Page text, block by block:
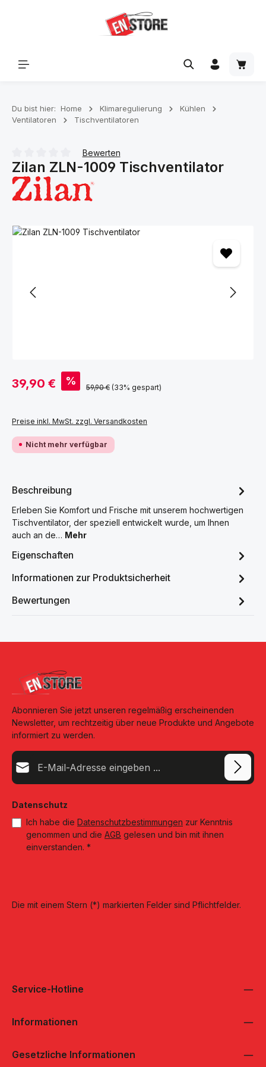
Du bist hier: Home Klimaregulierung
Kühlen
Ventilatoren
Tischventilatoren
Durchschnittliche Bewertung von 0 von 5 Sternen
Bewerten
Zilan ZLN-1009 Tischventilator
Bildergalerie überspringen
Verkaufspreis:
39,90 € % Regulärer Preis:
59,90 € (33% gespart)
Preise inkl. MwSt. zzgl. Versandkosten
Nicht mehr verfügbar
Beschreibung
Erleben Sie Komfort und Frische mit unserem hochwertigen
Tischventilator, der speziell entwickelt wurde, um Ihnen
auch an de… Mehr
Eigenschaften
Informationen zur Produktsicherheit
Bewertungen
Abonnieren Sie jetzt unseren regelmäßig erscheinenden
Newsletter, um rechtzeitig über neue Produkte und Angebote
informiert zu werden.
E-Mail-Adresse*
Datenschutz
Ich habe die Datenschutzbestimmungen zur Kenntnis
genommen und die AGB gelesen und bin mit ihnen
einverstanden. *
Die mit einem Stern (*) markierten Felder sind Pflichtfelder.
Service-Hotline
Informationen
Gesetzliche Informationen